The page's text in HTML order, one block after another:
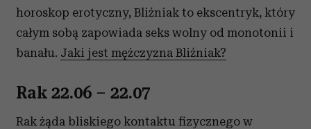
horoskop erotyczny, Bliźniak to ekscentryk, który
całym sobą zapowiada seks wolny od monotonii i
banału. Jaki jest mężczyzna Bliźniak?
Rak 22.06 – 22.07
Rak żąda bliskiego kontaktu fizycznego w